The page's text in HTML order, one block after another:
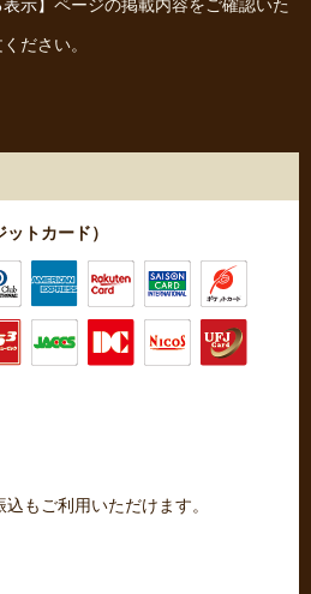
示】 ページの掲載内容をご確認いた
ださい。
トカード）
もご利用いただけます。